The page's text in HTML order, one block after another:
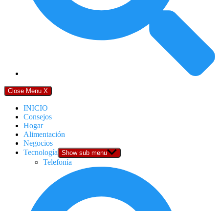
Close Menu X
INICIO
Consejos
Hogar
Alimentación
Negocios
Tecnología Show sub menu
Telefonía